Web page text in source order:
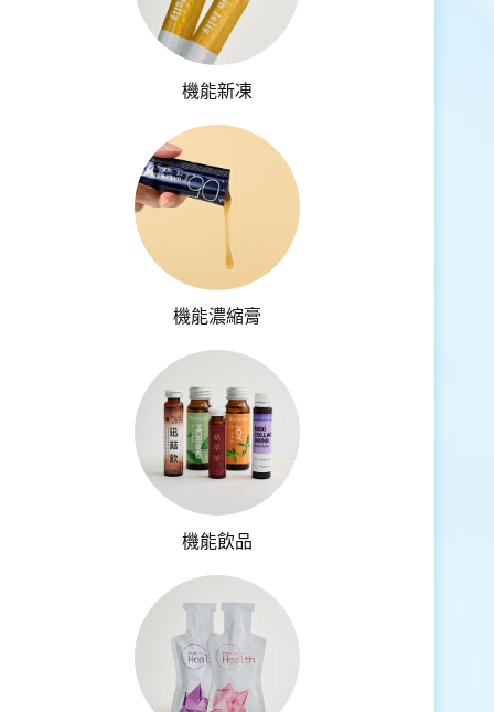
機能新凍
機能濃縮膏
機能飲品